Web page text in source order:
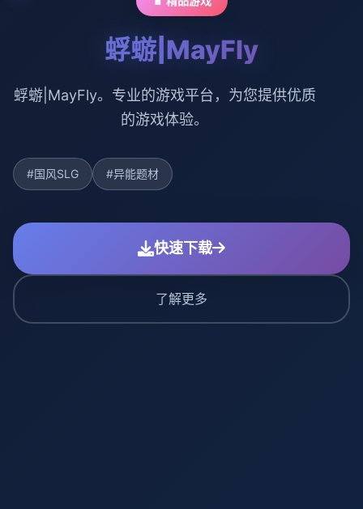
蜉蝣|MayFly
蜉蝣|MayFly。专业的游戏平台，为您提供优质
的游戏体验。
#国风SLG #异能题材
快速下载
了解更多